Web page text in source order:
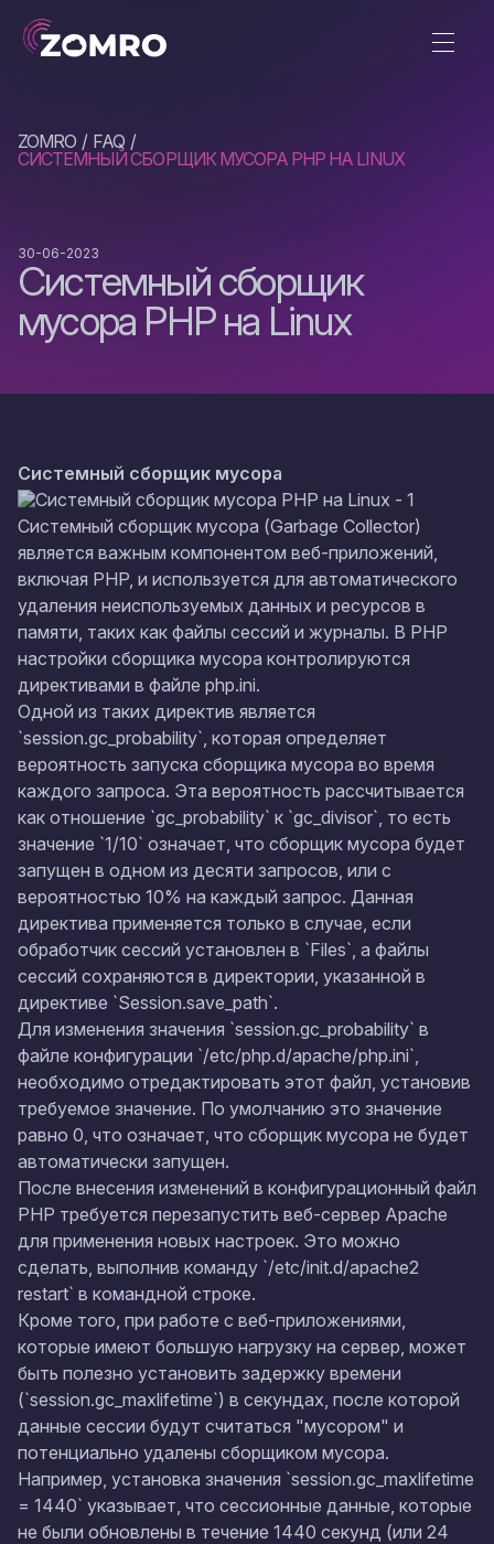
ZOMRO
FAQ
СИСТЕМНЫЙ СБОРЩИК МУСОРА PHP НА LINUX
Системный сборщик
мусора PHP на Linux
30-06-2023
Системный сборщик мусора
Системный сборщик мусора (Garbage Collector)
является важным компонентом веб-приложений,
включая PHP, и используется для автоматического
удаления неиспользуемых данных и ресурсов в
памяти, таких как файлы сессий и журналы. В PHP
настройки сборщика мусора контролируются
директивами в файле php.ini.
Одной из таких директив является
`session.gc_probability`, которая определяет
вероятность запуска сборщика мусора во время
каждого запроса. Эта вероятность рассчитывается
как отношение `gc_probability` к `gc_divisor`, то есть
значение `1/10` означает, что сборщик мусора будет
запущен в одном из десяти запросов, или с
вероятностью 10% на каждый запрос. Данная
директива применяется только в случае, если
обработчик сессий установлен в `Files`, а файлы
сессий сохраняются в директории, указанной в
директиве `Session.save_path`.
Для изменения значения `session.gc_probability` в
файле конфигурации `/etc/php.d/apache/php.ini`,
необходимо отредактировать этот файл, установив
требуемое значение. По умолчанию это значение
равно 0, что означает, что сборщик мусора не будет
автоматически запущен.
После внесения изменений в конфигурационный файл
PHP требуется перезапустить веб-сервер Apache
для применения новых настроек. Это можно
сделать, выполнив команду `/etc/init.d/apache2
restart` в командной строке.
Кроме того, при работе с веб-приложениями,
которые имеют большую нагрузку на сервер, может
быть полезно установить задержку времени
(`session.gc_maxlifetime`) в секундах, после которой
данные сессии будут считаться "мусором" и
потенциально удалены сборщиком мусора.
Например, установка значения `session.gc_maxlifetime
= 1440` указывает, что сессионные данные, которые
не были обновлены в течение 1440 секунд (или 24